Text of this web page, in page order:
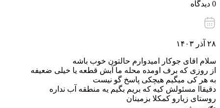
0 دیدگاه
۲۸ آذر ۱۴۰۳
سلام اقای جوکار امیدوارم حالتون خوب باشه
از روزی که برف اومده محله ما آبش قطعه یا خیلی ضعیفه
به هر کی میگیم هیچکی پاسخ گو نیست
دقیقاا مسئولش کیه که بریم بگیم یه منطقه آب نداره
روستای زیارو کمکلا بزمینان